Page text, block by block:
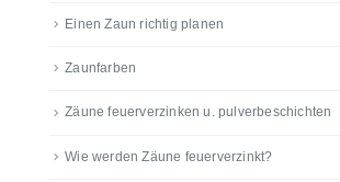
Einen Zaun richtig planen
Zaunfarben
Zäune feuerverzinken u. pulverbeschichten
Wie werden Zäune feuerverzinkt?